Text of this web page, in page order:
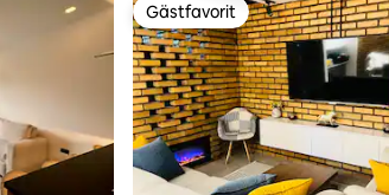
Gästfavorit
Gästfavorit